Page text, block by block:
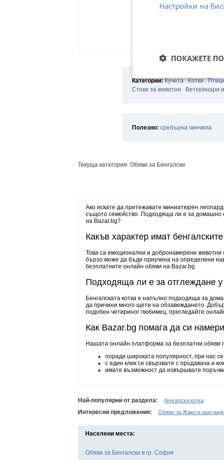
Категории: Кучета Котки
Стоки за животни
Ветеринари и
Полезно: сребърна чинчила
Текуща категория: Обяви за Бенгалски
Ако искате да притежавате миниатюрен
същото семейство. Подходяща ли е за домашно
на Bazar.bg?
Какъв характер имат бенгалските
Това са емоционални и добронамерени животни
бързо може да бъде приучена на определени
безплатните онлайн обяви на Bazar.bg
Подходяща ли е за отглеждане
Бенгалската котка е напълно подходяща за
да причини много щети на обзавеждането.
подобен четириног любимец, прегледайте
Как Bazar.bg помага да си
Нашата онлайн платформа за безплатни обяви
поради широката популярност, при нас
с един клик се свързвате с продавача и
имате възможност да извършвате
Най-популярни от раздела: бенгалска котка
Интересни предложения: Обяви за Жако и още
Населени места:
Обяви за Бенгалски в гр. София
Настройки на
ПОКАЖЕТЕ